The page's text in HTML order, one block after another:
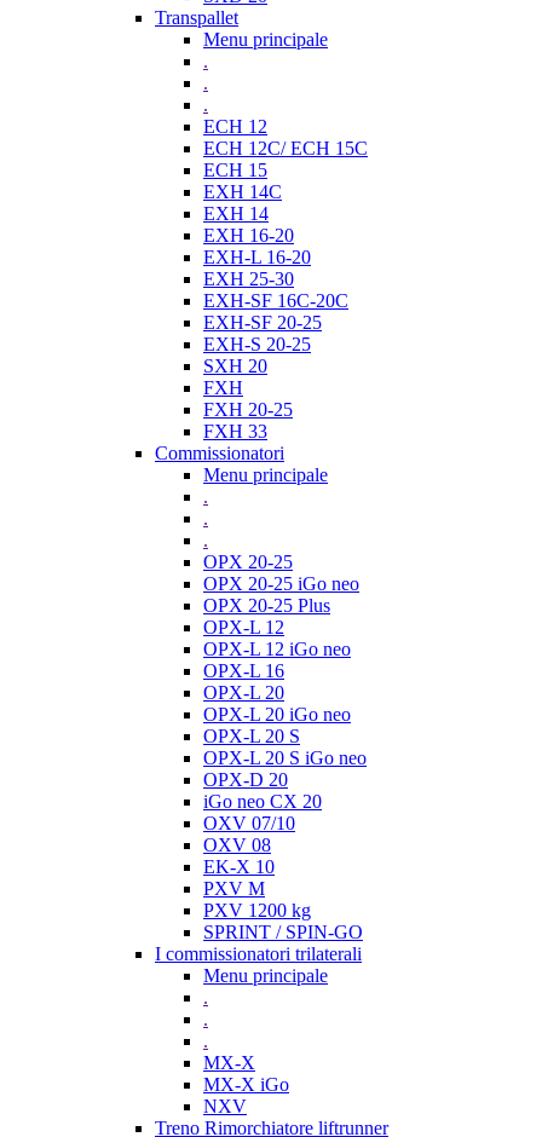
Transpallet
Menu principale
.
.
.
ECH 12
ECH 12C/ ECH 15C
ECH 15
EXH 14C
EXH 14
EXH 16-20
EXH-L 16-20
EXH 25-30
EXH-SF 16C-20C
EXH-SF 20-25
EXH-S 20-25
SXH 20
FXH
FXH 20-25
FXH 33
Commissionatori
Menu principale
.
.
.
OPX 20-25
OPX 20-25 iGo neo
OPX 20-25 Plus
OPX-L 12
OPX-L 12 iGo neo
OPX-L 16
OPX-L 20
OPX-L 20 iGo neo
OPX-L 20 S
OPX-L 20 S iGo neo
OPX-D 20
iGo neo CX 20
OXV 07/10
OXV 08
EK-X 10
PXV M
PXV 1200 kg
SPRINT / SPIN-GO
I commissionatori trilaterali
Menu principale
.
.
.
MX-X
MX-X iGo
NXV
Treno Rimorchiatore liftrunner